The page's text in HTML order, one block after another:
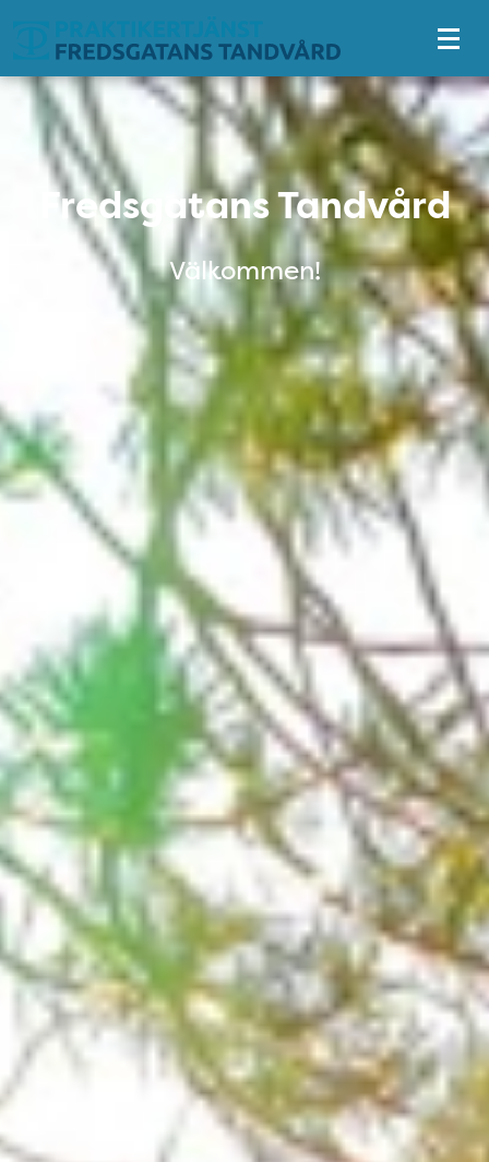
Fredsgatans Tandvård
Fredsgatans Tandvård
Välkommen!